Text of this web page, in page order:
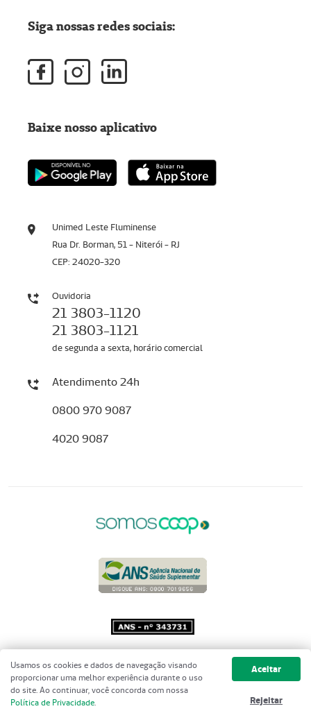
Unimed Leste Fluminense
Rua Dr. Borman, 51 - Niterói - RJ
CEP: 24020-320
Ouvidoria
21 3803-1120
21 3803-1121
de segunda a sexta, horário comercial
Atendimento 24h
0800 970 9087
4020 9087
Siga nossas redes sociais:
Baixe nosso aplicativo
Copyright 2001 - 2026 Unimed do
Brasil - Todos os direitos reservados
Usamos os cookies e dados de navegação visando
proporcionar uma melhor experiência durante o uso
do site. Ao continuar, você concorda com nossa
Política de Privacidade.
Aceitar
Rejeitar